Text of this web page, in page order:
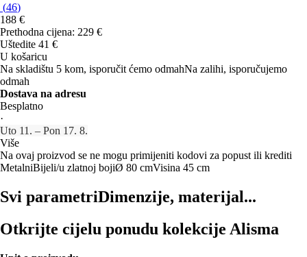
(46)
188 €
Prethodna cijena: 229 €
Uštedite 41 €
U košaricu
Na skladištu 5 kom, isporučit ćemo odmahNa zalihi, isporučujemo
odmah
Dostava na adresu
Besplatno
·
Uto 11. – Pon 17. 8.
Više
Na ovaj proizvod se ne mogu primijeniti kodovi za popust ili krediti
MetalniBijeli/u zlatnoj bojiØ 80 cmVisina 45 cm
Svi parametriDimenzije, materijal...
Otkrijte cijelu ponudu kolekcije Alisma